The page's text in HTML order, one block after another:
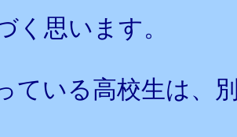
く思います。
ている高校生は、